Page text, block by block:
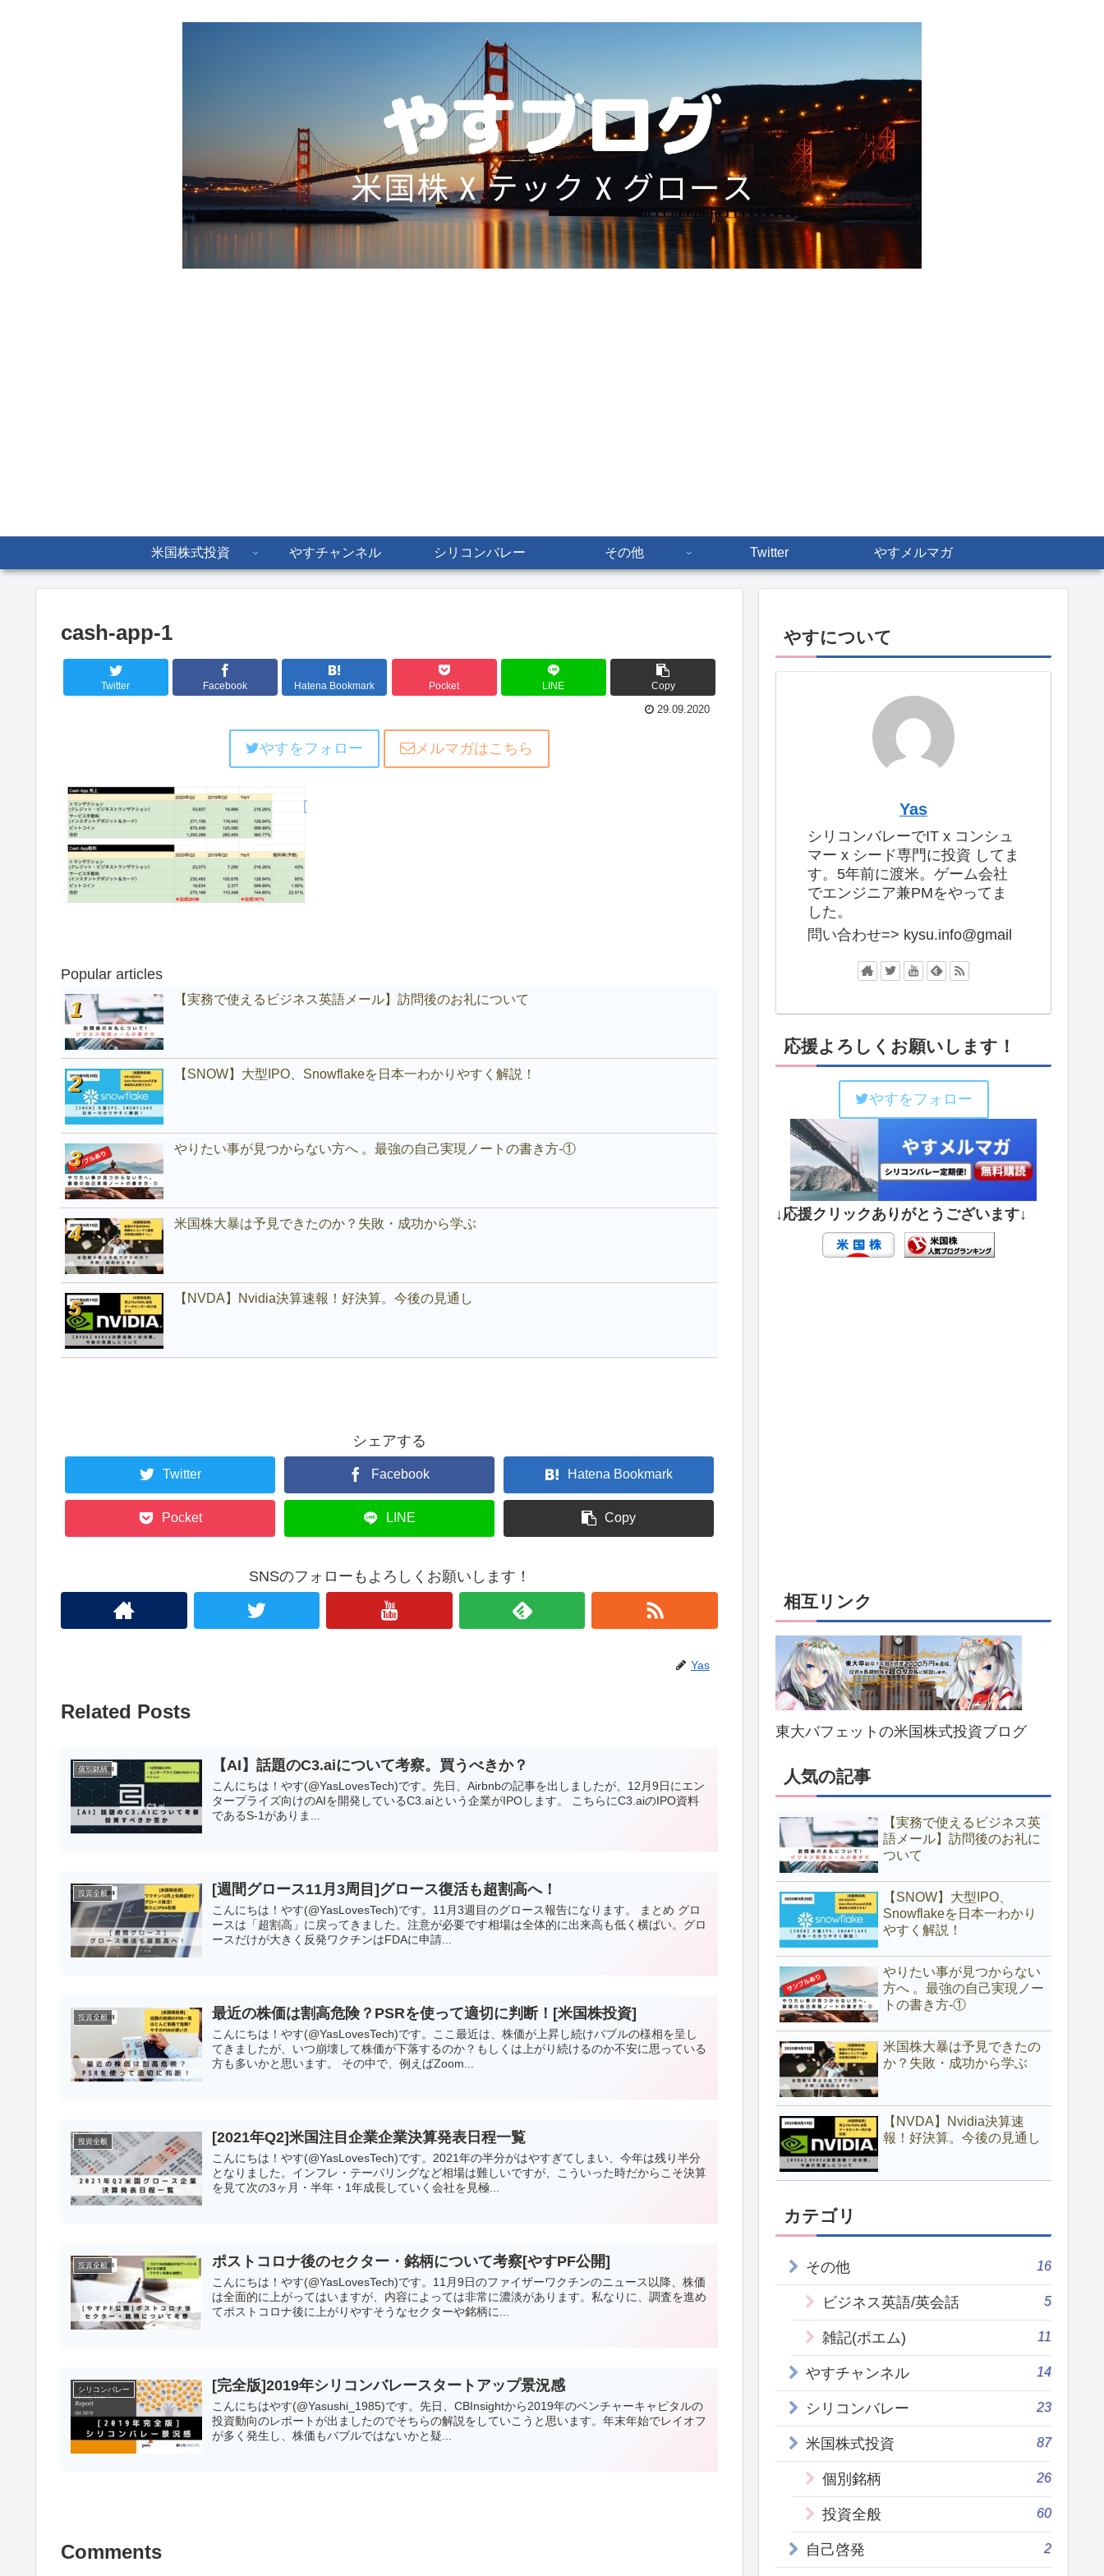
米国株式投資 やすチャンネル シリコンバレー その他 Twitter やすメルマガ
cash-app-1
Twitter Facebook Hatena Bookmark Pocket LINE Copy
29.09.2020
やすをフォロー メルマガはこちら
Popular articles
【実務で使えるビジネス英語メール】訪問後のお礼について
【SNOW】大型IPO、Snowflakeを日本一わかりやすく解説！
やりたい事が見つからない方へ 。最強の自己実現ノートの書き方-①
米国株大暴は予見できたのか？失敗・成功から学ぶ
【NVDA】Nvidia決算速報！好決算。今後の見通し
シェアする
Twitter Facebook Hatena Bookmark
Pocket LINE Copy
SNSのフォローもよろしくお願いします！
Yas
Related Posts
個別銘柄 【AI】話題のC3.aiについて考察。買うべきか？
こんにちは！やす(@YasLovesTech)です。先日、Airbnbの記事を出しましたが、12月9日にエン
タープライズ向けのAIを開発しているC3.aiという企業がIPOします。 こちらにC3.aiのIPO資料
であるS-1がありま...
投資全般 [週間グロース11月3周目]グロース復活も超割高へ！
こんにちは！やす(@YasLovesTech)です。11月3週目のグロース報告になります。 まとめ グロ
ースは「超割高」に戻ってきました。注意が必要です相場は全体的に出来高も低く横ばい。グロ
ースだけが大きく反発ワクチンはFDAに申請...
投資全般 最近の株価は割高危険？PSRを使って適切に判断！[米国株投資]
こんにちは！やす(@YasLovesTech)です。ここ最近は、株価が上昇し続けバブルの様相を呈し
てきましたが、いつ崩壊して株価が下落するのか？もしくは上がり続けるのか不安に思っている
方も多いかと思います。 その中で、例えばZoom...
投資全般 [2021年Q2]米国注目企業企業決算発表日程一覧
こんにちは！やす(@YasLovesTech)です。2021年の半分がはやすぎてしまい、今年は残り半分
となりました。インフレ・テーパリングなど相場は難しいですが、こういった時だからこそ決算
を見て次の3ヶ月・半年・1年成長していく会社を見極...
投資全般 ポストコロナ後のセクター・銘柄について考察[やすPF公開]
こんにちは！やす(@YasLovesTech)です。11月9日のファイザーワクチンのニュース以降、株価
は全面的に上がってはいますが、内容によっては非常に濃淡があります。私なりに、調査を進め
てポストコロナ後に上がりやすそうなセクターや銘柄に...
シリコンバレー [完全版]2019年シリコンバレースタートアップ景況感
こんにちはやす(@Yasushi_1985)です。先日、CBInsightから2019年のベンチャーキャピタルの
投資動向のレポートが出ましたのでそちらの解説をしていこうと思います。年末年始でレイオフ
が多く発生し、株価もバブルではないかと疑...
Comments
やすについて
Yas
シリコンバレーでIT x コンシュ
マー x シード専門に投資 してま
す。5年前に渡米。ゲーム会社
でエンジニア兼PMをやってま
した。
問い合わせ=> kysu.info@gmail
応援よろしくお願いします！
やすをフォロー
↓応援クリックありがとうございます↓
相互リンク
東大バフェットの米国株式投資ブログ
人気の記事
【実務で使えるビジネス英
語メール】訪問後のお礼に
ついて
【SNOW】大型IPO、
Snowflakeを日本一わかり
やすく解説！
やりたい事が見つからない
方へ 。最強の自己実現ノー
トの書き方-①
米国株大暴は予見できたの
か？失敗・成功から学ぶ
【NVDA】Nvidia決算速
報！好決算。今後の見通し
カテゴリ
その他 16
ビジネス英語/英会話 5
雑記(ポエム) 11
やすチャンネル 14
シリコンバレー 23
米国株式投資 87
個別銘柄 26
投資全般 60
自己啓発 2